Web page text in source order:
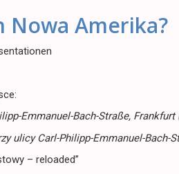
Nowa Amerika?
Emmanuel-Bach-Straße, Frankfurt
ulicy Carl-Philipp-Emmanuel-Bach-
– reloaded”